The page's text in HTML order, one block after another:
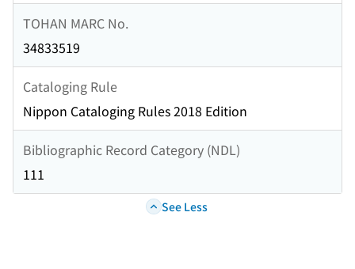
TOHAN MARC No.
34833519
Cataloging Rule
Nippon Cataloging Rules 2018 Edition
Bibliographic Record Category (NDL)
111
See Less